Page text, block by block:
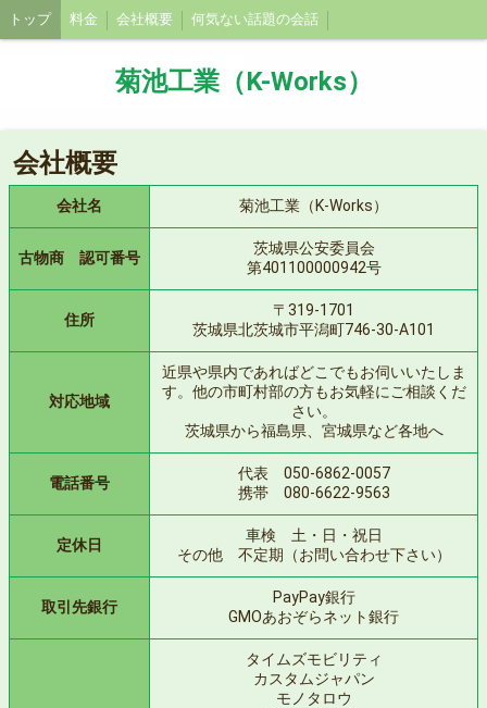
トップ 料金 会社概要 何気ない話題の会話
菊池工業（K-Works）
会社概要
会社名 菊池工業（K-Works）
古物商 認可番号
茨城県公安委員会
第401100000942号
住所
〒319-1701
茨城県北茨城市平潟町746-30-A101
対応地域
近県や県内であればどこでもお伺いいたしま
す。他の市町村部の方もお気軽にご相談くだ
さい。
茨城県から福島県、宮城県など各地へ
電話番号
代表 050-6862-0057
携帯 080-6622-9563
定休日
車検 土・日・祝日
その他 不定期（お問い合わせ下さい）
取引先銀行
PayPay銀行
GMOあおぞらネット銀行
タイムズモビリティ
カスタムジャパン
モノタロウ